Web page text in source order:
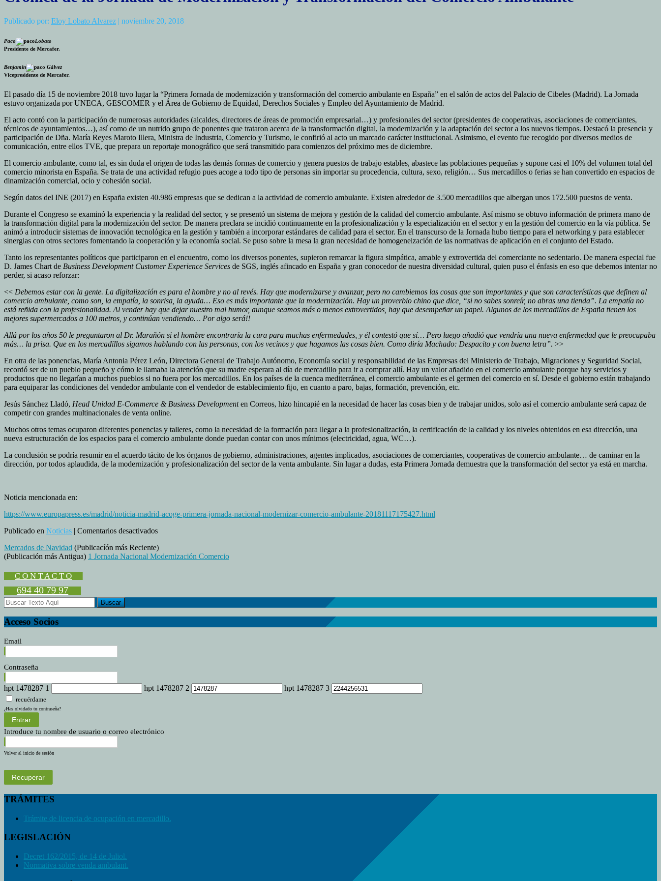
Publicado por: Eloy Lobato Alvarez | noviembre 20, 2018
Paco
Lobato
Presidente de Mercafer.
Benjamín
Gálvez
Vicepresidente de Mercafer.
El pasado día 15 de noviembre 2018 tuvo lugar la “Primera Jornada de modernización y transformación del comercio ambulante en España” en el salón de actos del Palacio de Cibeles (Madrid). La Jornada
estuvo organizada por UNECA, GESCOMER y el Área de Gobierno de Equidad, Derechos Sociales y Empleo del Ayuntamiento de Madrid.
El acto contó con la participación de numerosas autoridades (alcaldes, directores de áreas de promoción empresarial…) y profesionales del sector (presidentes de cooperativas, asociaciones de comerciantes,
técnicos de ayuntamientos…), así como de un nutrido grupo de ponentes que trataron acerca de la transformación digital, la modernización y la adaptación del sector a los nuevos tiempos. Destacó la presencia y
participación de Dña. María Reyes Maroto Illera, Ministra de Industria, Comercio y Turismo, le confirió al acto un marcado carácter institucional. Asimismo, el evento fue recogido por diversos medios de
comunicación, entre ellos TVE, que prepara un reportaje monográfico que será transmitido para comienzos del próximo mes de diciembre.
El comercio ambulante, como tal, es sin duda el origen de todas las demás formas de comercio y genera puestos de trabajo estables, abastece las poblaciones pequeñas y supone casi el 10% del volumen total del
comercio minorista en España. Se trata de una actividad refugio pues acoge a todo tipo de personas sin importar su procedencia, cultura, sexo, religión… Sus mercadillos o ferias se han convertido en espacios de
dinamización comercial, ocio y cohesión social.
Según datos del INE (2017) en España existen 40.986 empresas que se dedican a la actividad de comercio ambulante. Existen alrededor de 3.500 mercadillos que albergan unos 172.500 puestos de venta.
Durante el Congreso se examinó la experiencia y la realidad del sector, y se presentó un sistema de mejora y gestión de la calidad del comercio ambulante. Así mismo se obtuvo información de primera mano de
la transformación digital para la modernización del sector. De manera preclara se incidió continuamente en la profesionalización y la especialización en el sector y en la gestión del comercio en la vía pública. Se
animó a introducir sistemas de innovación tecnológica en la gestión y también a incorporar estándares de calidad para el sector. En el transcurso de la Jornada hubo tiempo para el networking y para establecer
sinergias con otros sectores fomentando la cooperación y la economía social. Se puso sobre la mesa la gran necesidad de homogeneización de las normativas de aplicación en el conjunto del Estado.
Tanto los representantes políticos que participaron en el encuentro, como los diversos ponentes, supieron remarcar la figura simpática, amable y extrovertida del comerciante no sedentario. De manera especial fue
D. James Chart de Business Development Customer Experience Services de SGS, inglés afincado en España y gran conocedor de nuestra diversidad cultural, quien puso el énfasis en eso que debemos intentar no
perder, si acaso reforzar:
<< Debemos estar con la gente. La digitalización es para el hombre y no al revés. Hay que modernizarse y avanzar, pero no cambiemos las cosas que son importantes y que son características que definen al
comercio ambulante, como son, la empatía, la sonrisa, la ayuda… Eso es más importante que la modernización. Hay un proverbio chino que dice, “si no sabes sonreír, no abras una tienda”. La empatía no
está reñida con la profesionalidad. Al vender hay que dejar nuestro mal humor, aunque seamos más o menos extrovertidos, hay que desempeñar un papel. Algunos de los mercadillos de España tienen los
mejores supermercados a 100 metros, y continúan vendiendo… Por algo será!!
Allá por los años 50 le preguntaron al Dr. Marañón si el hombre encontraría la cura para muchas enfermedades, y él contestó que sí… Pero luego añadió que vendría una nueva enfermedad que le preocupaba
más… la prisa. Que en los mercadillos sigamos hablando con las personas, con los vecinos y que hagamos las cosas bien. Como diría Machado: Despacito y con buena letra”. >>
En otra de las ponencias, María Antonia Pérez León, Directora General de Trabajo Autónomo, Economía social y responsabilidad de las Empresas del Ministerio de Trabajo, Migraciones y Seguridad Social,
recordó ser de un pueblo pequeño y cómo le llamaba la atención que su madre esperara al día de mercadillo para ir a comprar allí. Hay un valor añadido en el comercio ambulante porque hay servicios y
productos que no llegarían a muchos pueblos si no fuera por los mercadillos. En los países de la cuenca mediterránea, el comercio ambulante es el germen del comercio en sí. Desde el gobierno están trabajando
para equiparar las condiciones del vendedor ambulante con el vendedor de establecimiento fijo, en cuanto a paro, bajas, formación, prevención, etc.
Jesús Sánchez Lladó, Head Unidad E-Commerce & Business Developmenten Correos, hizo hincapié en la necesidad de hacer las cosas bien y de trabajar unidos, solo así el comercio ambulante será capaz de
competir con grandes multinacionales de venta online.
Muchos otros temas ocuparon diferentes ponencias y talleres, como la necesidad de la formación para llegar a la profesionalización, la certificación de la calidad y los niveles obtenidos en esa dirección, una
nueva estructuración de los espacios para el comercio ambulante donde puedan contar con unos mínimos (electricidad, agua, WC…).
La conclusión se podría resumir en el acuerdo tácito de los órganos de gobierno, administraciones, agentes implicados, asociaciones de comerciantes, cooperativas de comercio ambulante… de caminar en la
dirección, por todos aplaudida, de la modernización y profesionalización del sector de la venta ambulante. Sin lugar a dudas, esta Primera Jornada demuestra que la transformación del sector ya está en marcha.
Noticia mencionada en:
https://www.europapress.es/madrid/noticia-madrid-acoge-primera-jornada-nacional-modernizar-comercio-ambulante-20181117175427.html
Publicado en Noticias | Comentarios desactivadosen
de
la
del
Comercio
Ambulante
Mercados de Navidad (Publicacíón más Reciente)
(Publicación más Antigua) 1 Jornada Nacional Modernización Comercio
C O N T A C T O
694 40 79 97
Acceso Socios
Email
Contraseña
hpt 1478287 1 hpt 1478287 2 hpt 1478287 3
recuérdame
¿Has olvidado tu contraseña?
Entrar
Introduce tu nombre de usuario o correo electrónico
Volver al inicio de sesión
Recuperar
TRÁMITES
Trámite de licencia de ocupación en mercadillo.
LEGISLACIÓN
Decret 162/2015, de 14 de Juliol.
Normativa sobre venda ambulant.